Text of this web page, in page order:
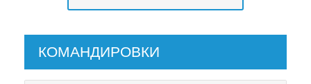
КОМАНДИРОВКИ